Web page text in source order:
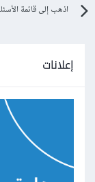
اذهب إلى قائمة الأسئلة
إعلانات